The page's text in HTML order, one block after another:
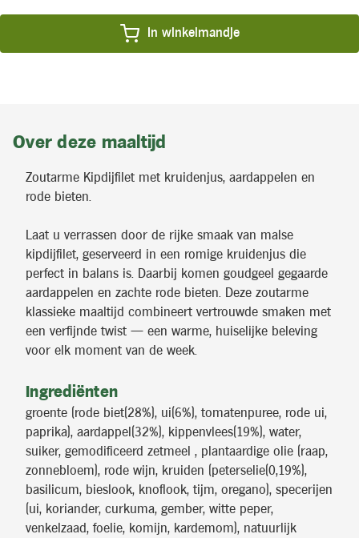
In winkelmandje
Over deze maaltijd
Zoutarme Kipdijfilet met kruidenjus, aardappelen en
rode bieten.
Laat u verrassen door de rijke smaak van malse
kipdijfilet, geserveerd in een romige kruidenjus die
perfect in balans is. Daarbij komen goudgeel gegaarde
aardappelen en zachte rode bieten. Deze zoutarme
klassieke maaltijd combineert vertrouwde smaken met
een verfijnde twist — een warme, huiselijke beleving
voor elk moment van de week.
Ingrediënten
groente (rode biet(28%), ui(6%), tomatenpuree, rode ui,
paprika), aardappel(32%), kippenvlees(19%), water,
suiker, gemodificeerd zetmeel , plantaardige olie (raap,
zonnebloem), rode wijn, kruiden (peterselie(0,19%),
basilicum, bieslook, knoflook, tijm, oregano), specerijen
(ui, koriander, curkuma, gember, witte peper,
venkelzaad, foelie, komijn, kardemom), natuurlijk